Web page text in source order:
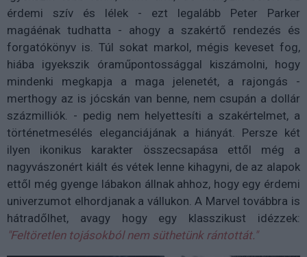
érdemi szív és lélek - ezt legalább Peter Parker
magáénak tudhatta - ahogy a szakértő rendezés és
forgatókönyv is. Túl sokat markol, mégis keveset fog,
hiába igyekszik óraműpontossággal kiszámolni, hogy
mindenki megkapja a maga jelenetét, a rajongás -
merthogy az is jócskán van benne, nem csupán a dollár
százmilliók. - pedig nem helyettesíti a szakértelmet, a
történetmesélés eleganciájának a hiányát. Persze két
ilyen ikonikus karakter összecsapása ettől még a
nagyvászonért kiált és vétek lenne kihagyni, de az alapok
ettől még gyenge lábakon állnak ahhoz, hogy egy érdemi
univerzumot elhordjanak a vállukon. A Marvel továbbra is
hátradőlhet, avagy hogy egy klasszikust idézzek:
"Feltöretlen tojásokból nem süthetünk rántottát."